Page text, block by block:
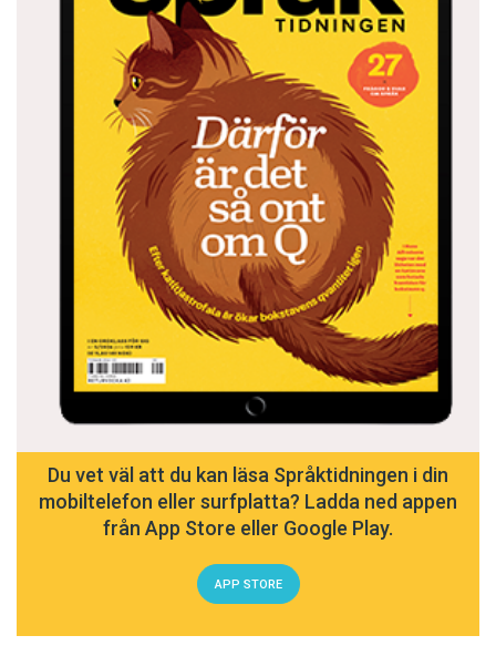
Du vet väl att du kan läsa Språktidningen i din
mobiltelefon eller surfplatta? Ladda ned appen
från App Store eller Google Play.
APP STORE